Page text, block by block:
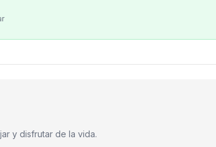
y disfrutar de la vida.